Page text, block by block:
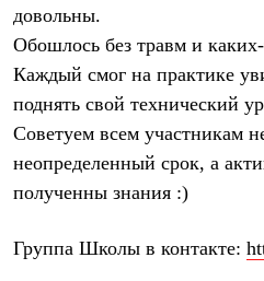
Флисовая одежда
Куртки
Брюки
Детская одежда
Утепленная пухом
Комбинезоны
Куртки
Утепленная синтетикой
Комбинезоны
Брюки
Лёгкая одежда
довольны.
Обошлось без травм и
Каждый смог на практике
поднять свой технический
Советуем всем участникам
неопределенный срок, а
полученны знания :)
Группа Школы в контакте: